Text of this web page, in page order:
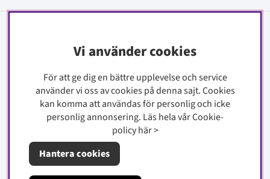
Integritetspolicy
Cookiepolicy
Om oss
Vi använder cookies
För att ge dig en bättre upplevelse och service
använder vi oss av cookies på denna sajt.Cookies
kan komma att användas för personlig och icke
personlig annonsering. Läs hela vår Cookie-
policyhär>
Hantera cookies